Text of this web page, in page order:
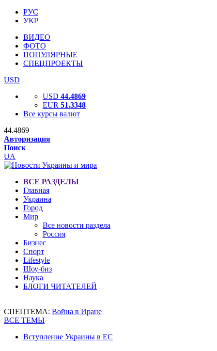
РУС
УКР
ВИДЕО
ФОТО
ПОПУЛЯРНЫЕ
СПЕЦПРОЕКТЫ
USD
USD 44.4869
EUR 51.3348
Все курсы валют
44.4869
Авторизация
Поиск
UA
ВСЕ РАЗДЕЛЫ
Главная
Украина
Город
Мир
Все новости раздела
Россия
Бизнес
Спорт
Lifestyle
Шоу-биз
Наука
БЛОГИ ЧИТАТЕЛЕЙ
СПЕЦТЕМА: Война в Иране
ВСЕ ТЕМЫ
Вступление Украины в ЕС